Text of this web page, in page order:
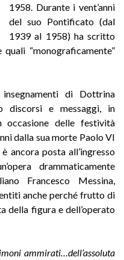
1958. Durante i vent’anni
del suo Pontificato (dal
1939 al 1958) ha scritto
“monograficamente”
di Dottrina
discorsi e messaggi, in
delle festività
dalla sua morte Paolo VI
ancora posta all’ingresso
drammaticamente
Francesco Messina,
anche perché frutto di
della figura e dell’operato
ammirati…dell’assoluta